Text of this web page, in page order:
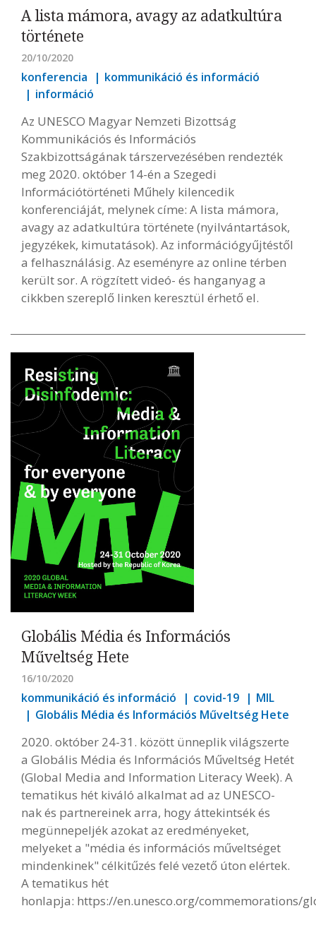
A lista mámora, avagy az adatkultúra
története
20/10/2020
konferencia
kommunikáció és információ
információ
Az UNESCO Magyar Nemzeti Bizottság
Kommunikációs és Információs
Szakbizottságának társzervezésében rendezték
meg 2020. október 14-én a Szegedi
Információtörténeti Műhely kilencedik
konferenciáját, melynek címe: A lista mámora,
avagy az adatkultúra története (nyilvántartások,
jegyzékek, kimutatások). Az információgyűjtéstől
a felhasználásig. Az eseményre az online térben
került sor. A rögzített videó- és hanganyag a
cikkben szereplő linken keresztül érhető el.
Globális Média és Információs
Műveltség Hete
16/10/2020
kommunikáció és információ covid-19
MIL
Globális Média és Információs Műveltség Hete
2020. október 24-31. között ünneplik világszerte
a Globális Média és Információs Műveltség Hetét
(Global Media and Information Literacy Week). A
tematikus hét kiváló alkalmat ad az UNESCO-
nak és partnereinek arra, hogy áttekintsék és
megünnepeljék azokat az eredményeket,
melyeket a "média és információs műveltséget
mindenkinek" célkitűzés felé vezető úton elértek.
A tematikus hét
honlapja: https://en.unesco.org/commemorations/